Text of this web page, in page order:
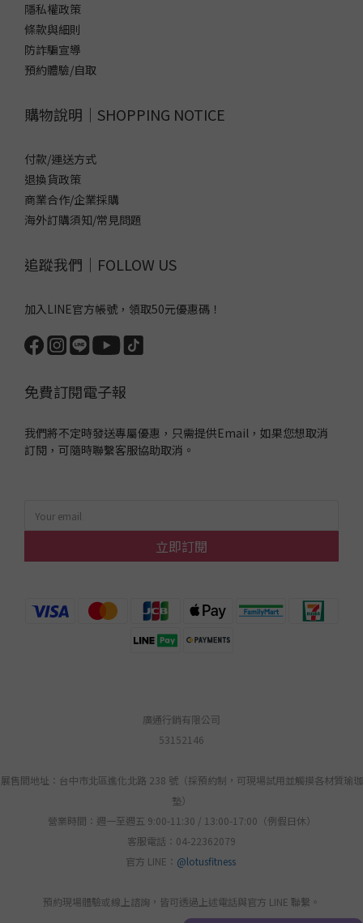
隱私權政策
條款與細則
防詐騙宣導
預約體驗/自取
購物說明｜SHOPPING NOTICE
付款/運送方式
退換貨政策
商業合作/企業採購
海外訂購須知/常見問題
追蹤我們｜FOLLOW US
加入LINE官方帳號，領取50元優惠碼！
免費訂閱電子報
我們將不定時發送專屬優惠，只需提供Email，如果您想取消
訂閱，可隨時聯繫客服協助取消。
立即訂閱
廣通行銷有限公司
53152146
展售間地址：台中市北區進化北路 238 號（採預約制，可現場試用並觸摸各材質瑜珈
墊）
營業時間：週一至週五 9:00-11:30 / 13:00-17:00（例假日休）
客服電話：04-22362079
官方 LINE： @lotusfitness
預約現場體驗或線上諮詢，皆可透過上述電話與官方 LINE 聯繫。